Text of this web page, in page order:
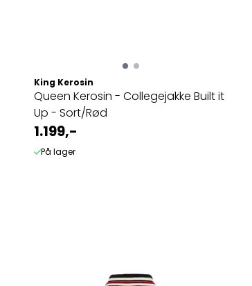
King Kerosin
Queen Kerosin - Collegejakke Built it
Up - Sort/Rød
1.199,-
På lager